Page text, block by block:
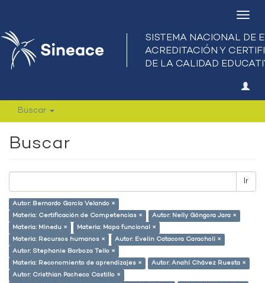
Buscar
Buscar
Ir
Autor: Bernardo García Velando ×
Materia: Certificación de Competencias ×
Autor: Nelly Góngora Jara ×
Materia: Minedu ×
Materia: Mapa funcional ×
Materia: Recursos humanos ×
Autor: Evelin Catacora Caracholi ×
Autor: Stephanie Barboza Tello ×
Materia: Reconomiento de aprendizajes ×
Autor: Anahí Chávez Ruesta ×
Autor: Cristhian Pacheco Castillo ×